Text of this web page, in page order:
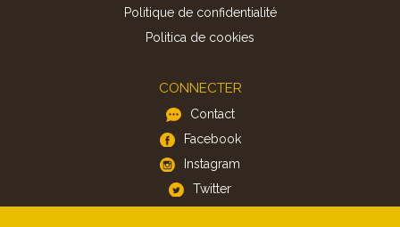
Politique de confidentialité
Politica de cookies
CONNECTER
Contact
Facebook
Instagram
Twitter